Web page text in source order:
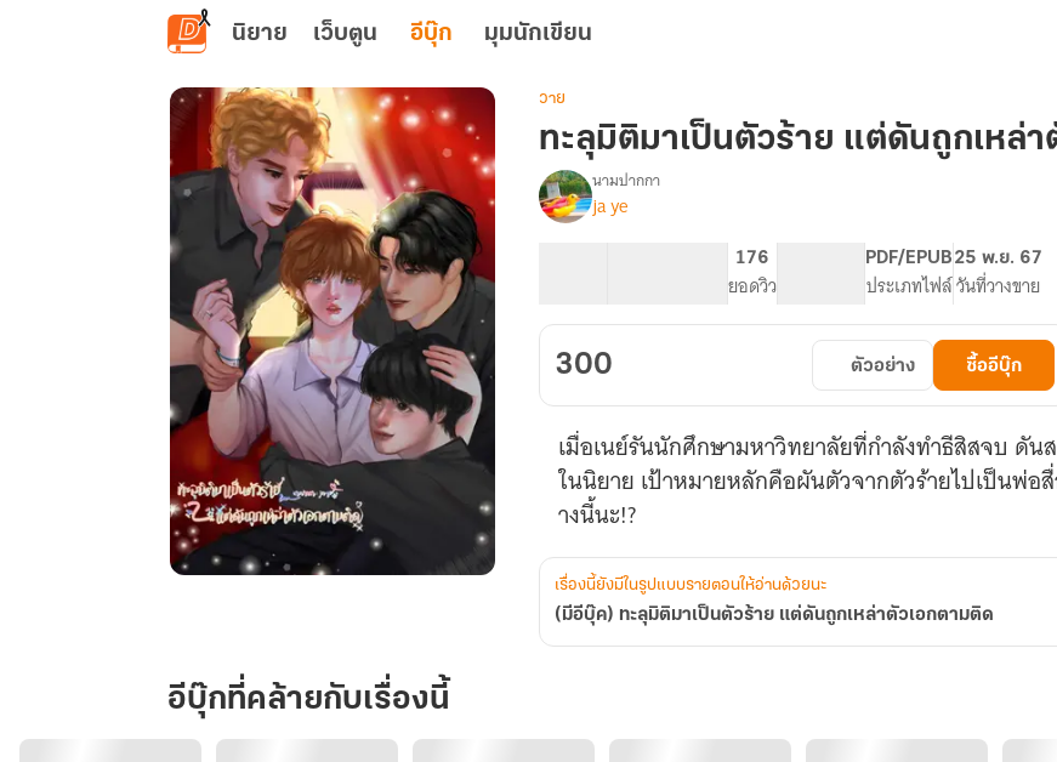
ข้ามไปยังเนื้อหาหลัก
นิยาย เว็บตูน อีบุ๊ก มุมนักเขียน
เป็น
ตัว
ร้าย
วาย
ทะลุมิติมาเป็นตัวร้าย แต่ดันถูกเหล่า
เรื่อง(มี
มา
เป็น
ตัว
ร้าย
ดัน
ถูก
เหล่า
ตัวเอก
ติด
นามปากกา
ja ye
176
ยอดวิว
PDF/EPUB
ประเภทไฟล์
25 พ.ย. 67
วันที่วางขาย
300 ตัวอย่าง ซื้ออีบุ๊ก
เมื่อเนย์รันนักศึกษามหาวิทยาลัยที่กำลังทำธีสิสจบ ดั
ในนิยาย เป้าหมายหลักคือผันตัวจากตัวร้ายไปเป็นพ่อ
างนี้นะ!?
เรื่องนี้ยังมีในรูปแบบรายตอนให้อ่านด้วยนะ
(มีอีบุ๊ค) ทะลุมิติมาเป็นตัวร้าย แต่ดันถูกเหล่าตัวเอกตามติด
อีบุ๊กที่คล้ายกับเรื่องนี้